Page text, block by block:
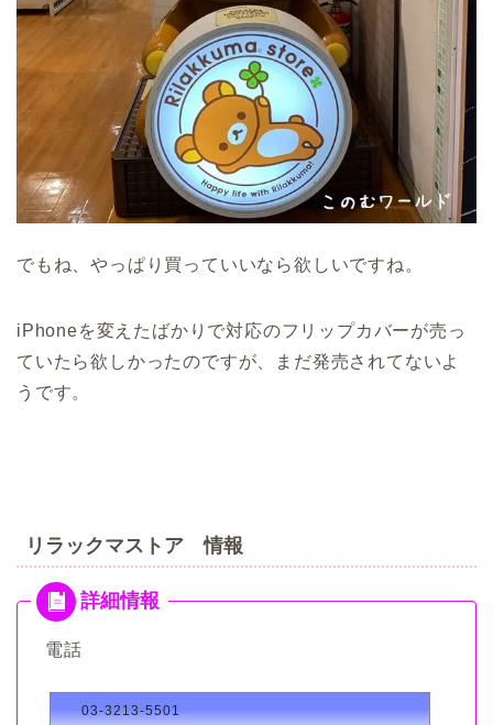
でもね、やっぱり買っていいなら欲しいですね。
iPhoneを変えたばかりで対応のフリップカバーが売っ
ていたら欲しかったのですが、まだ発売されてないよ
うです。
リラックマストア 情報
電話
03-3213-5501